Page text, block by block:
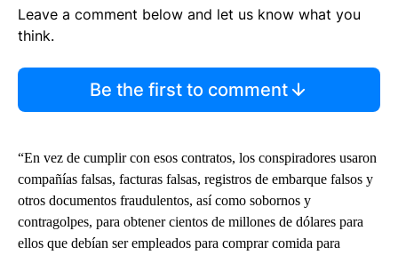
Leave a comment below and let us know what you
think.
Be the first to comment
“En vez de cumplir con esos contratos, los conspiradores usaron
compañías falsas, facturas falsas, registros de embarque falsos y
otros documentos fraudulentos, así como sobornos y
contragolpes, para obtener cientos de millones de dólares para
ellos que debían ser empleados para comprar comida para